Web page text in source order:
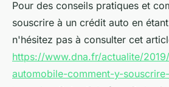
Pour des conseils pratiques et
souscrire à un crédit auto en
n'hésitez pas à consulter cet
https://www.dna.fr/actualite/
automobile-comment-y-